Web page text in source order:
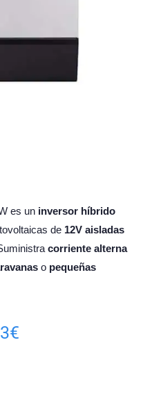
es un inversor híbrido
de 12V aisladas
corriente alterna
o pequeñas
€